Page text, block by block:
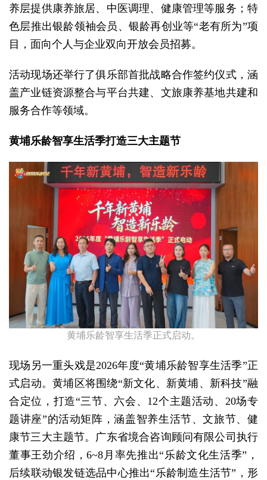
养层提供康养旅居、中医调理、健康管理等服务；特
色层推出银龄领袖会员、银龄再创业等“老有所为”项
目，面向个人与企业双向开放会员招募。
活动现场还举行了俱乐部首批战略合作签约仪式，涵
盖产业链资源整合与平台共建、文旅康养基地共建和
服务合作等领域。
黄埔乐龄智享生活季打造三大主题节
黄埔乐龄智享生活季正式启动。
现场另一重头戏是2026年度“黄埔乐龄智享生活季”正
式启动。黄埔区将围绕“新文化、新黄埔、新科技”融
合定位，打造“三节、六会、12个主题活动、20场专
题讲座”的活动矩阵，涵盖智养生活节、文旅节、健
康节三大主题节。广东省境合咨询顾问有限公司执行
董事王劲介绍，6~8月率先推出“乐龄文化生活季”，
后续联动银发链选品中心推出“乐龄制造生活节”，形